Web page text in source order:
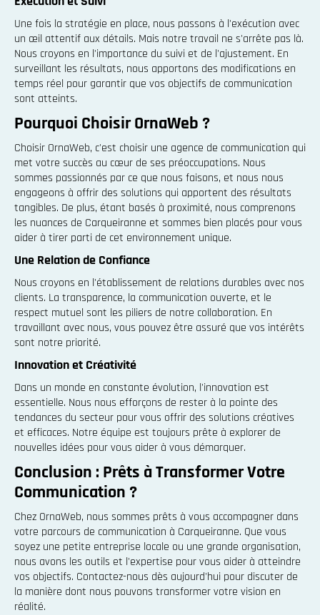
Une fois la stratégie en place, nous passons à l'exécution avec
un œil attentif aux détails. Mais notre travail ne s'arrête pas là.
Nous croyons en l'importance du suivi et de l'ajustement. En
surveillant les résultats, nous apportons des modifications en
temps réel pour garantir que vos objectifs de communication
sont atteints.
Pourquoi Choisir OrnaWeb ?
Choisir OrnaWeb, c'est choisir une agence de communication qui
met votre succès au cœur de ses préoccupations. Nous
sommes passionnés par ce que nous faisons, et nous nous
engageons à offrir des solutions qui apportent des résultats
tangibles. De plus, étant basés à proximité, nous comprenons
les nuances de Carqueiranne et sommes bien placés pour vous
aider à tirer parti de cet environnement unique.
Une Relation de Confiance
Nous croyons en l'établissement de relations durables avec nos
clients. La transparence, la communication ouverte, et le
respect mutuel sont les piliers de notre collaboration. En
travaillant avec nous, vous pouvez être assuré que vos intérêts
sont notre priorité.
Innovation et Créativité
Dans un monde en constante évolution, l'innovation est
essentielle. Nous nous efforçons de rester à la pointe des
tendances du secteur pour vous offrir des solutions créatives
et efficaces. Notre équipe est toujours prête à explorer de
nouvelles idées pour vous aider à vous démarquer.
Conclusion : Prêts à Transformer Votre
Communication ?
Chez OrnaWeb, nous sommes prêts à vous accompagner dans
votre parcours de communication à Carqueiranne. Que vous
soyez une petite entreprise locale ou une grande organisation,
nous avons les outils et l'expertise pour vous aider à atteindre
vos objectifs. Contactez-nous dès aujourd'hui pour discuter de
la manière dont nous pouvons transformer votre vision en
réalité.